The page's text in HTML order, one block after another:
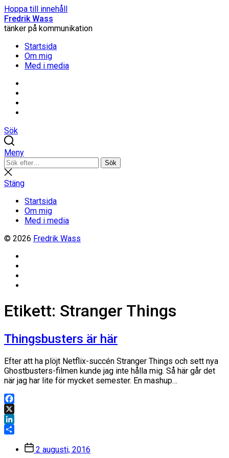
Hoppa till innehåll
Fredrik Wass
tänker på kommunikation
Startsida
Om mig
Med i media
Sök
Meny
Sök
efter:
Sök
Stäng
sökning
Stäng
Startsida
Om mig
Med i media
© 2026 Fredrik Wass
Etikett: Stranger Things
Thingsbusters är här
Efter att ha plöjt Netflix-succén Stranger Things och sett nya
Ghostbusters-filmen kunde jag inte hålla mig. Så här går det
när jag har lite för mycket semester. En mashup…
Facebook
X
LinkedIn
Inläggsdatum
2 augusti, 2016